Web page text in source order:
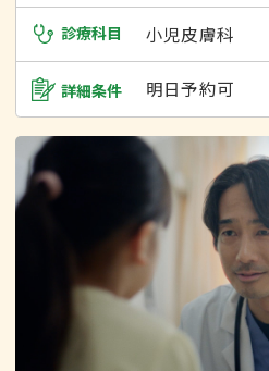
診療科目 小児皮膚科
詳細条件 明日予約可